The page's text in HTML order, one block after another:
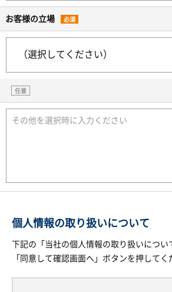
お客様の立場 必須
任意
個人情報の取り扱いについて
下記の「当社の個人情報の取り扱いについ
「同意して確認画面へ」ボタンを押してく